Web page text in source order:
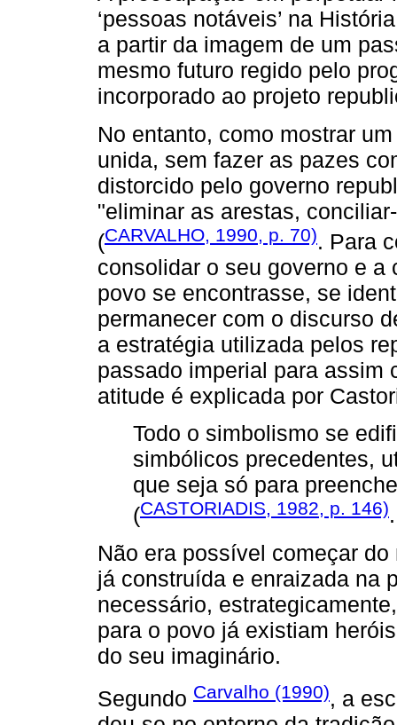
‘pessoas notáveis’ na
a partir da imagem de um
mesmo futuro regido pelo
incorporado ao projeto
No entanto, como mostrar
unida, sem fazer as pazes
distorcido pelo governo
"eliminar as arestas,
(CARVALHO, 1990, p. 70). Para
consolidar o seu governo e a
povo se encontrasse, se
permanecer com o discurso
a estratégia utilizada pelos
passado imperial para assim
atitude é explicada por
Todo o simbolismo se
simbólicos precedentes,
que seja só para
(CASTORIADIS, 1982, p. 146).
Não era possível começar
já construída e enraizada na
necessário,
para o povo já existiam
do seu imaginário.
Segundo Carvalho (1990), a